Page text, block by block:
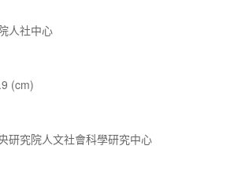
人社中心
(cm)
研究院人文社會科學研究中心